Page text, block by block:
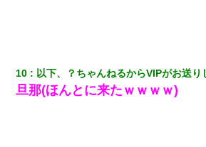
この母親は娘の黒歴史を掘り出さないと
10 以下、？ちゃんねるからVIPがお送り
旦那(ほんとに来たｗｗｗｗ)